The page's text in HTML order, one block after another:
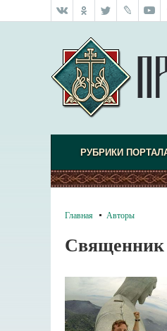
РУБРИКИ
Главная Авторы